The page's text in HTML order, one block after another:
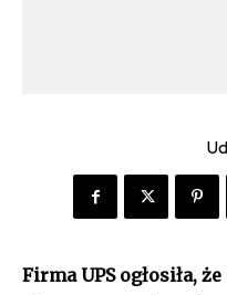
Firma UPS ogłosiła,